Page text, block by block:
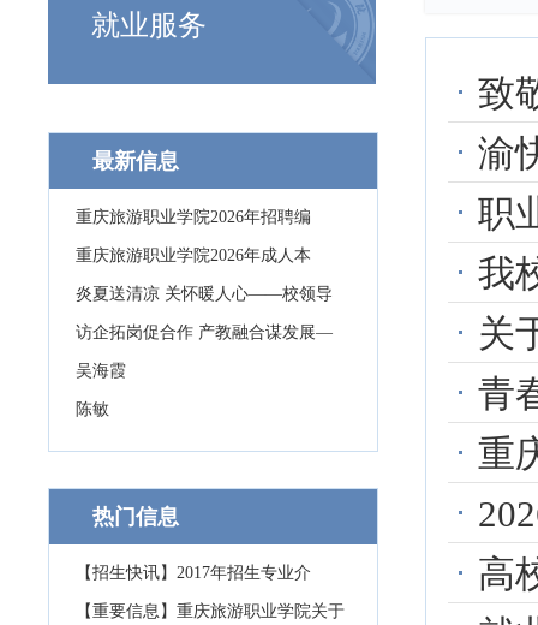
就业服务
最新信息
重庆旅游职业学院2026年招聘编
重庆旅游职业学院2026年成人本
炎夏送清凉 关怀暖人心——校领导
访企拓岗促合作 产教融合谋发展—
吴海霞
陈敏
热门信息
【招生快讯】2017年招生专业介
【重要信息】重庆旅游职业学院关于
致
渝
职
我
关
青
重庆
高